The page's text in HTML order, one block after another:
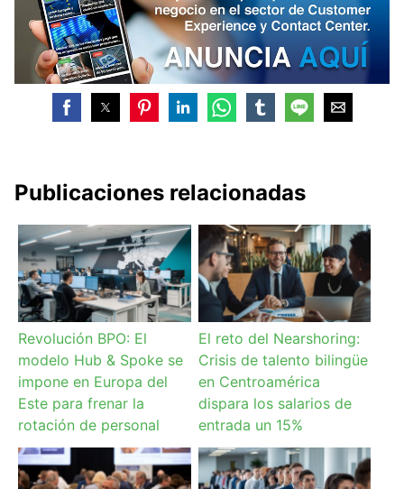
Publicaciones relacionadas
Revolución BPO: El
modelo Hub & Spoke se
impone en Europa del
Este para frenar la
rotación de personal
El reto del Nearshoring:
Crisis de talento bilingüe
en Centroamérica
dispara los salarios de
entrada un 15%